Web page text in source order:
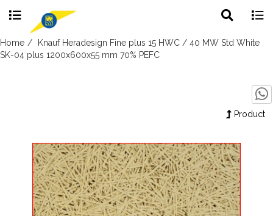
Skip
to
search
Home
Knauf Heradesign Fine plus 15 HWC / 40 MW Std White
SK-04 plus 1200x600x55 mm 70% PEFC
Product